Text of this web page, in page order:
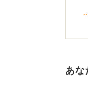
あな